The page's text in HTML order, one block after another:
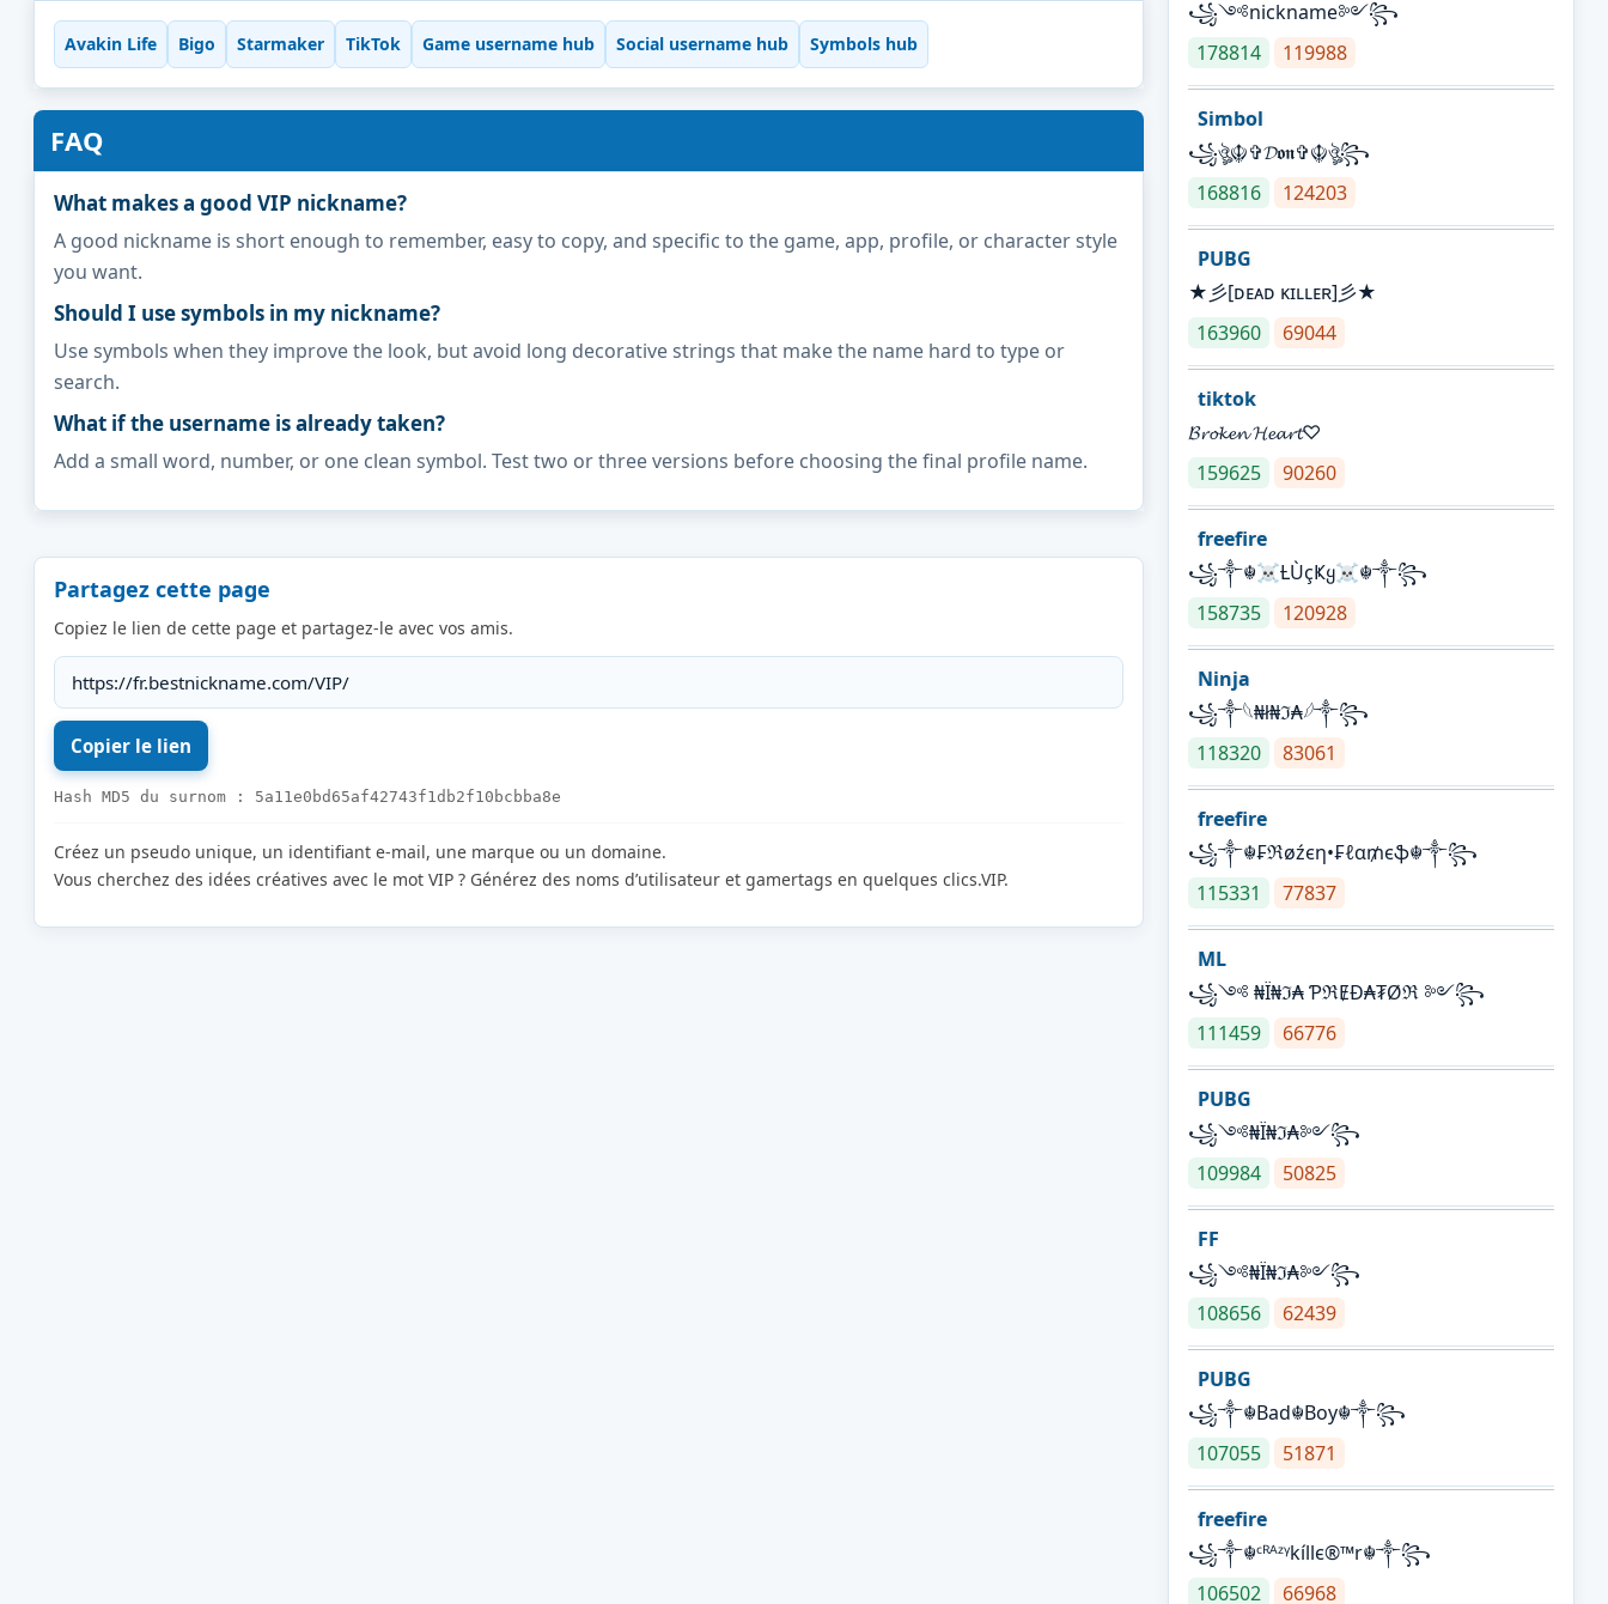
Avakin Life Bigo Starmaker TikTok Game username hub Social username hub Symbols hub
FAQ
What makes a good VIP nickname?
A good nickname is short enough to remember, easy to copy, and specific to the game, app, profile, or character style
you want.
Should I use symbols in my nickname?
Use symbols when they improve the look, but avoid long decorative strings that make the name hard to type or
search.
What if the username is already taken?
Add a small word, number, or one clean symbol. Test two or three versions before choosing the final profile name.
Partagez cette page
Copiez le lien de cette page et partagez-le avec vos amis.
Hash MD5 du surnom : 5a11e0bd65af42743f1db2f10bcbba8e
Créez un pseudo unique, un identifiant e-mail, une marque ou un domaine.
Vous cherchez des idées créatives avec le mot VIP ? Générez des noms d’utilisateur et gamertags en quelques clics.VIP.
꧁༺nickname༻꧂
178814
119988
Simbol
꧁ঔৣ☬✞𝓓𝖔𝖓✞☬ঔৣ꧂
168816
124203
PUBG
★彡[ᴅᴇᴀᴅ ᴋɪʟʟᴇʀ]彡★
163960
69044
tiktok
𝓑𝓻𝓸𝓴𝓮𝓷 𝓗𝓮𝓪𝓻𝓽♡
159625
90260
freefire
꧁༒☬☠Ƚ︎ÙçҜყ☠︎☬༒꧂
158735
120928
Ninja
꧁⁣༒𓆩₦ł₦ℑ₳𓆪༒꧂
118320
83061
freefire
꧁༒☬₣ℜøźєη•₣ℓα₥єֆ☬༒꧂
115331
77837
ML
꧁༺ ₦Ї₦ℑ₳ ƤℜɆĐ₳₮Øℜ ༻꧂
111459
66776
PUBG
꧁༺₦Ї₦ℑ₳༻꧂
109984
50825
FF
꧁༺₦Ї₦ℑ₳༻꧂
108656
62439
PUBG
꧁༒☬Bad☬Boy☬༒꧂
107055
51871
freefire
꧁༒☬ᶜᴿᴬᶻᵞkíllє®™r☬༒꧂
106502
66968